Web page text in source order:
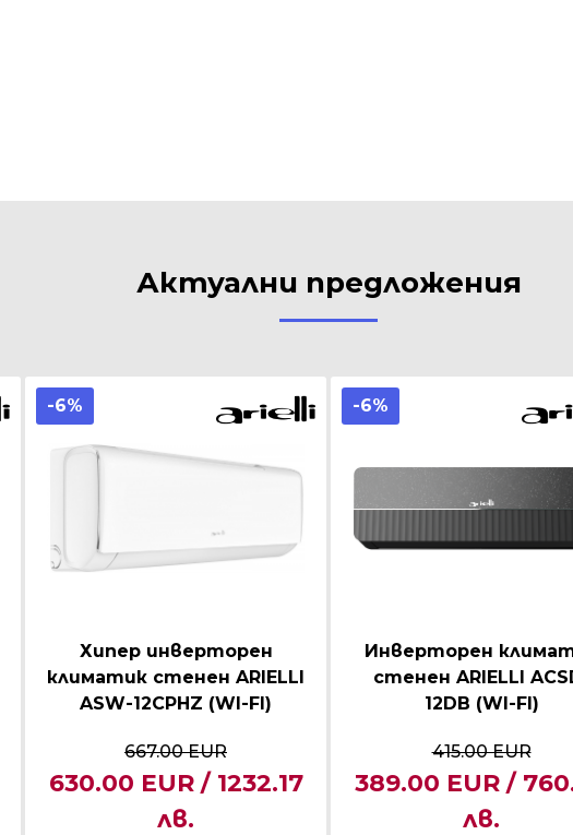
Актуални предложения
-6%
Хипер инверторен
климатик стенен ARIELLI
ASW-12CPHZ (WI-FI)
667.00 EUR
630.00 EUR / 1232.17
лв.
-6%
Инверторен
стенен ARIELLI
12DB (WI-FI)
415.00 EUR
389.00 EUR /
лв.